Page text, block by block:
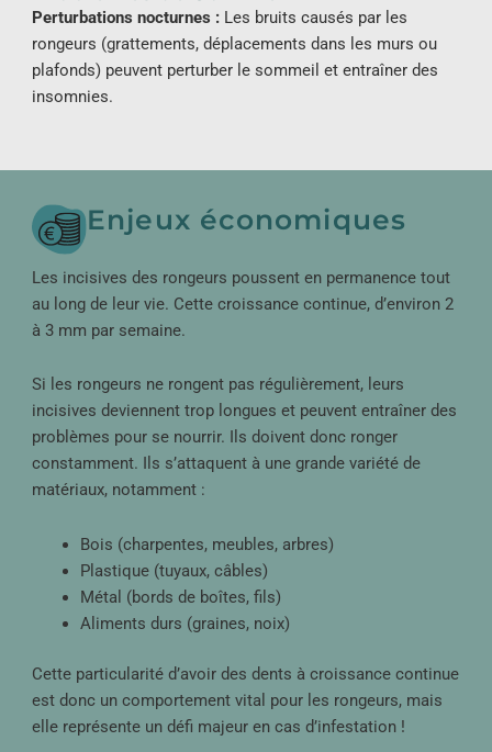
Perturbations nocturnes : Les bruits causés par les
rongeurs (grattements, déplacements dans les murs ou
plafonds) peuvent perturber le sommeil et entraîner des
insomnies.
Les incisives des rongeurs poussent en permanence tout
au long de leur vie. Cette croissance continue, d’environ 2
à 3 mm par semaine.
Si les rongeurs ne rongent pas régulièrement, leurs
incisives deviennent trop longues et peuvent entraîner des
problèmes pour se nourrir. Ils doivent donc ronger
constamment. Ils s’attaquent à une grande variété de
matériaux, notamment :
Bois (charpentes, meubles, arbres)
Plastique (tuyaux, câbles)
Métal (bords de boîtes, fils)
Aliments durs (graines, noix)
Cette particularité d’avoir des dents à croissance continue
est donc un comportement vital pour les rongeurs, mais
elle représente un défi majeur en cas d’infestation !
Enjeux économiques